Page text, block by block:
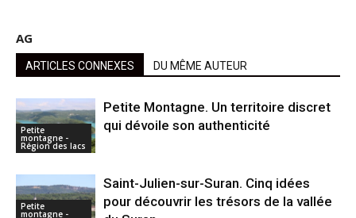
AG
ARTICLES CONNEXES DU MÊME AUTEUR
Petite
montagne -
Région des lacs
Petite Montagne. Un territoire discret
qui dévoile son authenticité
Petite
montagne -
Saint-Julien-sur-Suran. Cinq idées
pour découvrir les trésors de la vallée